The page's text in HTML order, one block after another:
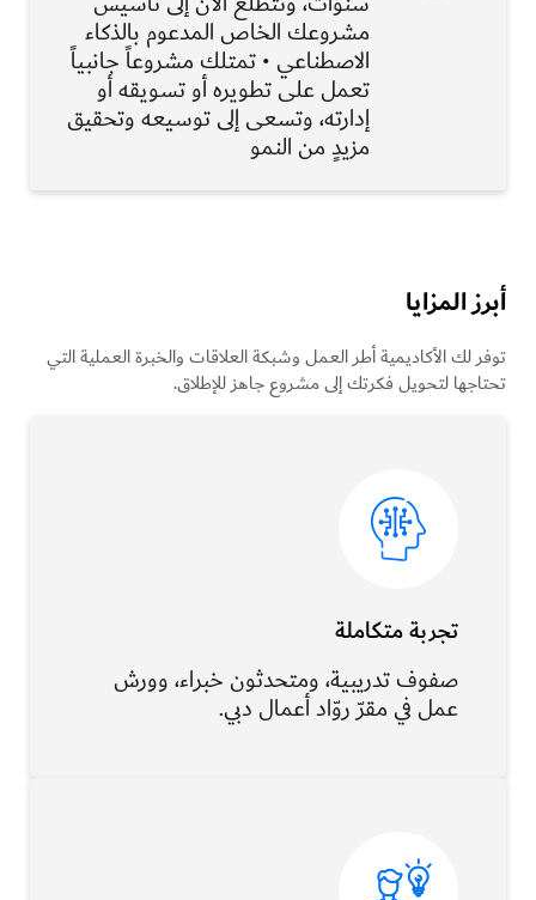
مشروعك الخاص المدعوم بالذكاء
الاصطناعي • تمتلك مشروعاً جانبياً
تعمل على تطويره أو تسويقه أو
إدارته، وتسعى إلى توسيعه وتحقيق
مزيدٍ من النمو
أبرز المزايا
توفر لك الأكاديمية أطر العمل وشبكة العلاقات والخبرة العملية التي
تحتاجها لتحويل فكرتك إلى مشروع جاهز للإطلاق.
تجربة متكاملة
صفوف تدريبية، ومتحدثون خبراء، وورش
عمل في مقرّ روّاد أعمال دبي.